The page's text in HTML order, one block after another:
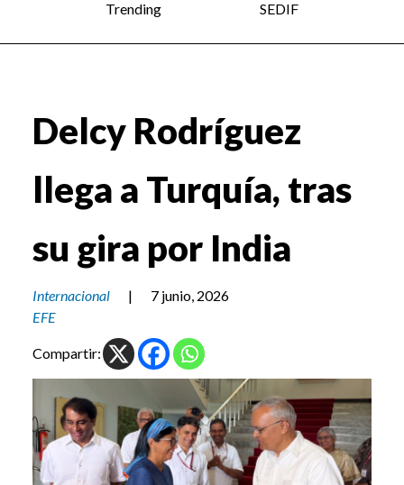
Trending
SEDIF
Delcy Rodríguez
llega a Turquía, tras
su gira por India
Internacional |
7 junio, 2026
EFE
Compartir: